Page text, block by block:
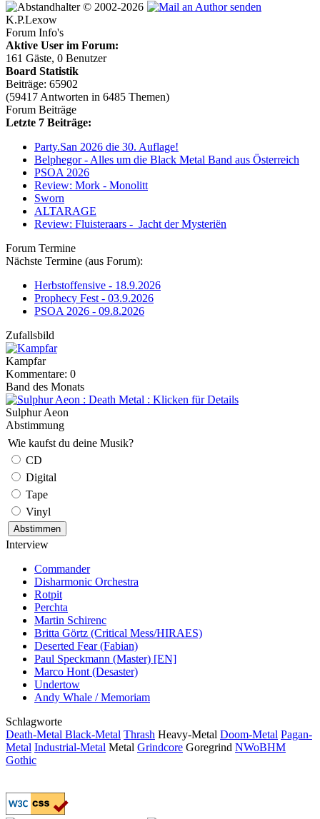
© 2002-2026
K.P.Lexow
Forum Info's
Aktive User im Forum:
161 Gäste, 0 Benutzer
Board Statistik
Beiträge: 65902
(59417 Antworten in 6485 Themen)
Forum Beiträge
Letzte 7 Beiträge:
Party.San 2026 die 30. Auflage!
Belphegor - Alles um die Black Metal Band aus Österreich
PSOA 2026
Review: Mork - Monolitt
Sworn
ALTARAGE
Review: Fluisteraars - Jacht der Mysteriën
Forum Termine
Nächste Termine (aus Forum):
Herbstoffensive - 18.9.2026
Prophecy Fest - 03.9.2026
PSOA 2026 - 09.8.2026
Zufallsbild
Kampfar
Kommentare: 0
Band des Monats
Sulphur Aeon
Abstimmung
Wie kaufst du deine Musik?
CD
Digital
Tape
Vinyl
Interview
Commander
Disharmonic Orchestra
Rotpit
Perchta
Martin Schirenc
Britta Görtz (Critical Mess/HIRAES)
Deserted Fear (Fabian)
Paul Speckmann (Master) [EN]
Marco Hont (Desaster)
Undertow
Andy Whale / Memoriam
Schlagworte
Death-Metal Black-Metal Thrash Heavy-Metal Doom-Metal Pagan-
Metal Industrial-Metal Metal Grindcore Goregrind NWoBHM
Gothic